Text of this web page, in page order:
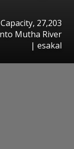
27,203
Mutha River
| esakal